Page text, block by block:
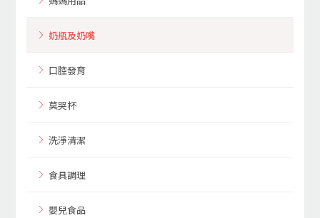
奶瓶及奶嘴
口腔發育
莫哭杯
洗淨清潔
食具調理
嬰兒食品